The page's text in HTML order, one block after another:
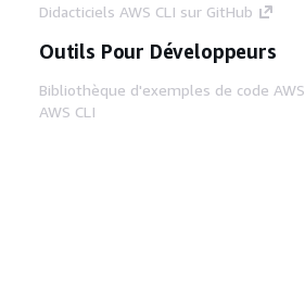
Didacticiels AWS CLI sur GitHub
Outils Pour Développeurs
Bibliothèque d'exemples de code AWS
AWS CLI